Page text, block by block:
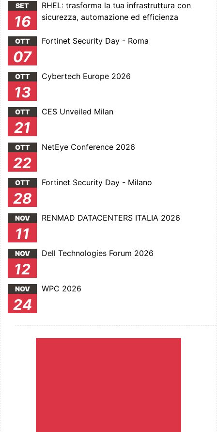
SET
16
RHEL: trasforma la tua infrastruttura con
sicurezza, automazione ed efficienza
OTT
07
Fortinet Security Day - Roma
OTT
13
Cybertech Europe 2026
OTT
21
CES Unveiled Milan
OTT
22
NetEye Conference 2026
OTT
28
Fortinet Security Day - Milano
NOV
11
RENMAD DATACENTERS ITALIA 2026
NOV
12
Dell Technologies Forum 2026
NOV
24
WPC 2026